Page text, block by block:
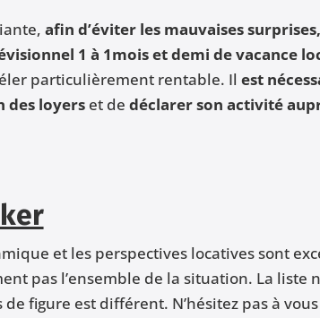
afin d’éviter les mauvaises
1 à 1mois et demi de vacance
particulièrement rentable. Il est
des loyerset de déclarer son activité
et les perspectives locatives sont
pas l’ensemble de la situation. La liste
figure est différent. N’hésitez pas à